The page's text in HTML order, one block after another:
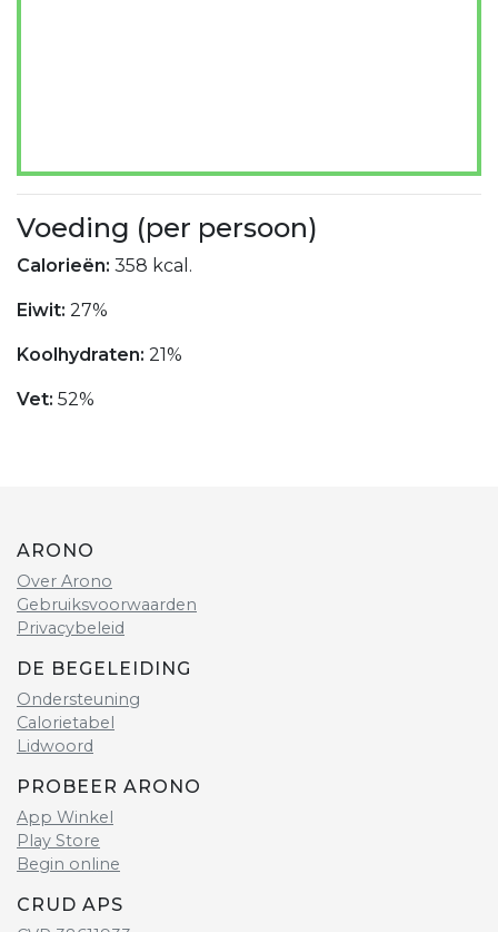
Voeding (per persoon)
Calorieën: 358 kcal.
Eiwit: 27%
Koolhydraten: 21%
Vet: 52%
ARONO
Over Arono
Gebruiksvoorwaarden
Privacybeleid
DE BEGELEIDING
Ondersteuning
Calorietabel
Lidwoord
PROBEER ARONO
App Winkel
Play Store
Begin online
CRUD APS